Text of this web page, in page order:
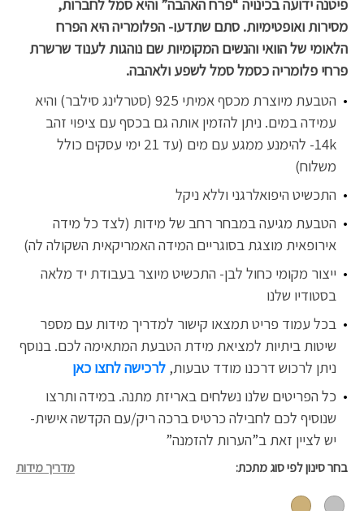
מסירות ואופטימיות. סתם שתדעו- הפלומריה היא הפרח
הלאומי של הוואי והנשים המקומיות שם נוהגות לענוד שרשרת
פרחי פלומריה כסמל סמל לשפע ולאהבה.
הטבעת מיוצרת מכסף אמיתי 925 (סטרלינג סילבר) והיא
עמידה במים. ניתן להזמין אותה גם בכסף עם ציפוי זהב
14k- להימנע ממגע עם מים (עד 21 ימי עסקים כולל
משלוח)
התכשיט היפואלרגני וללא ניקל
הטבעת מגיעה במבחר רחב של מידות (לצד כל מידה
אירופאית מוצגת בסוגריים המידה האמריקאית השקולה לה)
ייצור מקומי כחול לבן- התכשיט מיוצר בעבודת יד מלאה
בסטודיו שלנו
בכל עמוד פריט תמצאו קישור למדריך מידות עם מספר
שיטות ביתיות למציאת מידת הטבעת המתאימה לכם. בנוסף
ניתן לרכוש דרכנו מודד טבעות, לרכישה לחצו כאן
כל הפריטים שלנו נשלחים באריזת מתנה. במידה ותרצו
שנוסיף לכם לחבילה כרטיס ברכה ריק/עם הקדשה אישית-
יש לציין זאת ב”הערות להזמנה”
בחר סינון לפי סוג מתכת מדריך מידות